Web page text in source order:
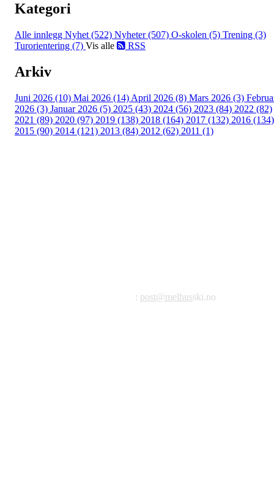
Kategori
Alle innlegg Nyhet (522) Nyheter (507) O-skolen (5) Trening (3)
Turorientering (7) Vis alle RSS
Arkiv
Juni 2026 (10) Mai 2026 (14) April 2026 (8) Mars 2026 (3)
2026 (3) Januar 2026 (5) 2025 (43) 2024 (56) 2023 (84) 2022 (82)
2021 (89) 2020 (97) 2019 (138) 2018 (164) 2017 (132) 2016 (134)
2015 (90) 2014 (121) 2013 (84) 2012 (62) 2011 (1)
: post@melhusski.no